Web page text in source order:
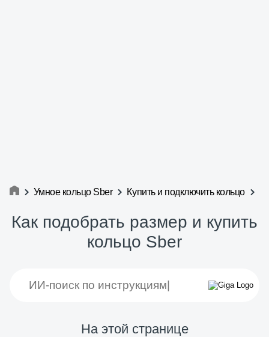
Умное кольцо Sber Купить и подключить кольцо
Как подобрать размер и купить
кольцо Sber
На этой странице